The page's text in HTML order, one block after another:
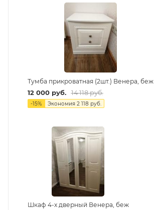
Тумба прикроватная (2шт.) Венера, беж
12 000руб. 14 118руб.
-15% Экономия 2 118 руб.
Шкаф 4-х дверный Венера, беж